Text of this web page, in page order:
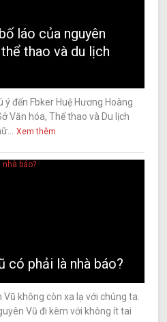
láo của nguyên
thao và du lịch
đến Fbker Huệ Hương Hoàng
Văn hóa, Thể thao và Du lịch
Xem thêm
có phải là nhà báo?
không còn xa lạ với chúng ta.
Vũ đi kèm với không ít tai